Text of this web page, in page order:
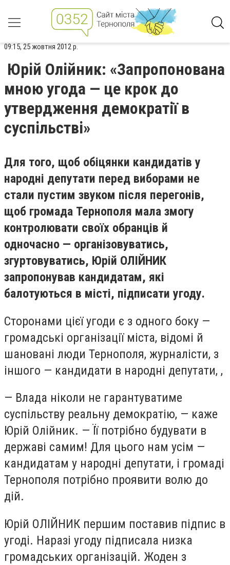
09:15, 25 жовтня 2012 р.
Юрій Олійник: «Запропонована
мною угода — це крок до
утвердження демократії в
суспільстві»
Для того, щоб обіцянки кандидатів у
народні депутати перед виборами не
стали пустим звуком після перегонів,
щоб громада Тернополя мала змогу
контролювати своїх обранців й
одночасно — організовуватись,
згуртовуватись, Юрій ОЛІЙНИК
запропонував кандидатам, які
балотуються в місті, підписати угоду.
Сторонами цієї угоди є з одного боку —
громадські організації міста, відомі й
шановані люди Тернополя, журналісти, з
іншого — кандидати в народні депутати, ,
— Влада ніколи не гарантуватиме
суспільству реальну демократію, — каже
Юрій Олійник. — Її потрібно будувати в
державі самим! Для цього нам усім —
кандидатам у народні депутати, і громаді
Тернополя потрібно проявити волю до
дій.
Юрій ОЛІЙНИК першим поставив підпис в
угоді. Наразі угоду підписала низка
громадських організацій. Жоден з